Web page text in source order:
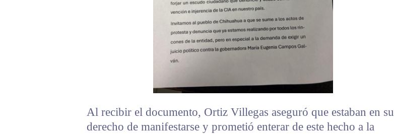
Al recibir el documento, Ortiz Villegas aseguró que estaban en su
derecho de manifestarse y prometió enterar de este hecho a la